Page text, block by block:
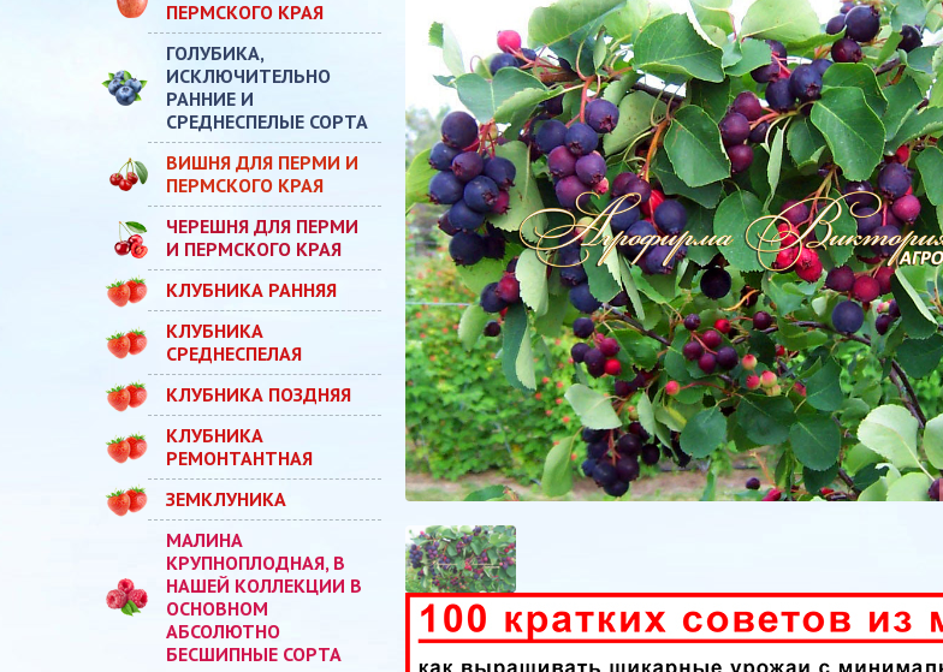
ПЕРМСКОГО КРАЯ
ГОЛУБИКА,
ИСКЛЮЧИТЕЛЬНО
РАННИЕ И
СРЕДНЕСПЕЛЫЕ СОРТА
ВИШНЯ ДЛЯ ПЕРМИ И
ПЕРМСКОГО КРАЯ
ЧЕРЕШНЯ ДЛЯ ПЕРМИ
И ПЕРМСКОГО КРАЯ
КЛУБНИКА РАННЯЯ
КЛУБНИКА
СРЕДНЕСПЕЛАЯ
КЛУБНИКА ПОЗДНЯЯ
КЛУБНИКА
РЕМОНТАНТНАЯ
ЗЕМКЛУНИКА
МАЛИНА
КРУПНОПЛОДНАЯ, В
НАШЕЙ КОЛЛЕКЦИИ В
ОСНОВНОМ
АБСОЛЮТНО
БЕСШИПНЫЕ СОРТА